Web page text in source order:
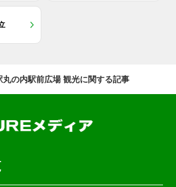
丸の内駅前広場 観光に関する記事